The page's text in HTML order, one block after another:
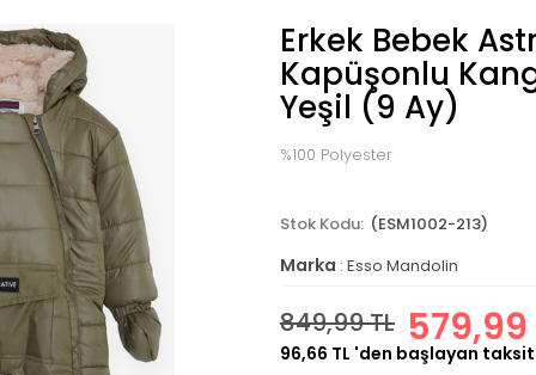
Erkek Bebek
Kapüşonlu
Yeşil (9 Ay)
%100 Polyester
(ESM1002-213)
Marka : Esso Mandolin
849,99 TL 579,99
96,66 TL 'den başlayan